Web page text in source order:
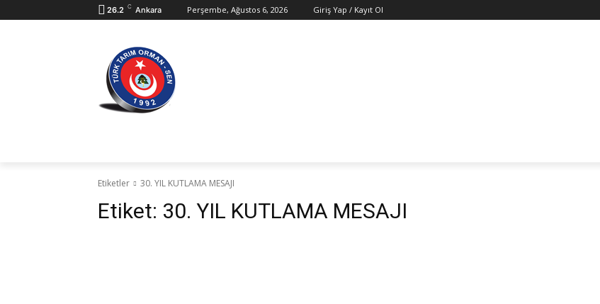
26.2 C Ankara Perşembe, Ağustos 6, 2026 Giriş Yap / Kayıt Ol
Etiketler 30. YIL KUTLAMA MESAJI
Etiket: 30. YIL KUTLAMA MESAJI